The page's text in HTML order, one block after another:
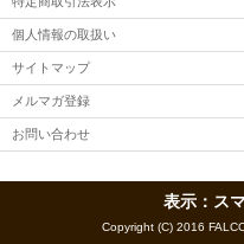
個人情報の取扱い
サイトマップ
メルマガ登録
お問い合わせ
表示：ス
Copyright (C) 2016